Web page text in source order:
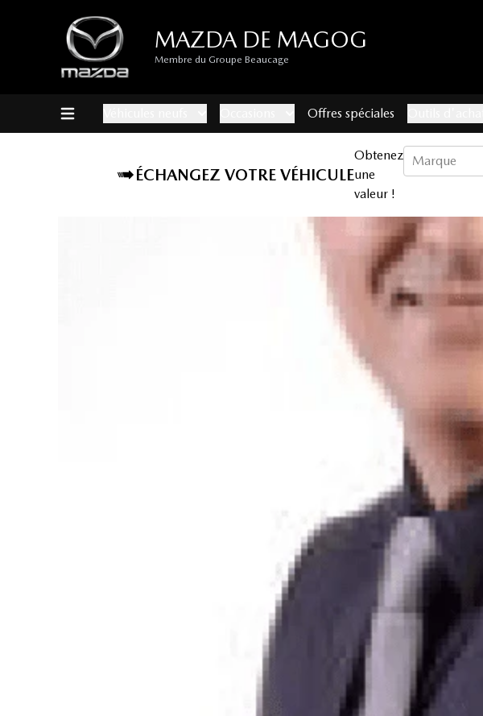
MAZDA DE MAGOG
Membre du Groupe Beaucage
Offres spéciales
ÉCHANGEZ VOTRE VÉHICULE
Obtenez
une
valeur !
Marque